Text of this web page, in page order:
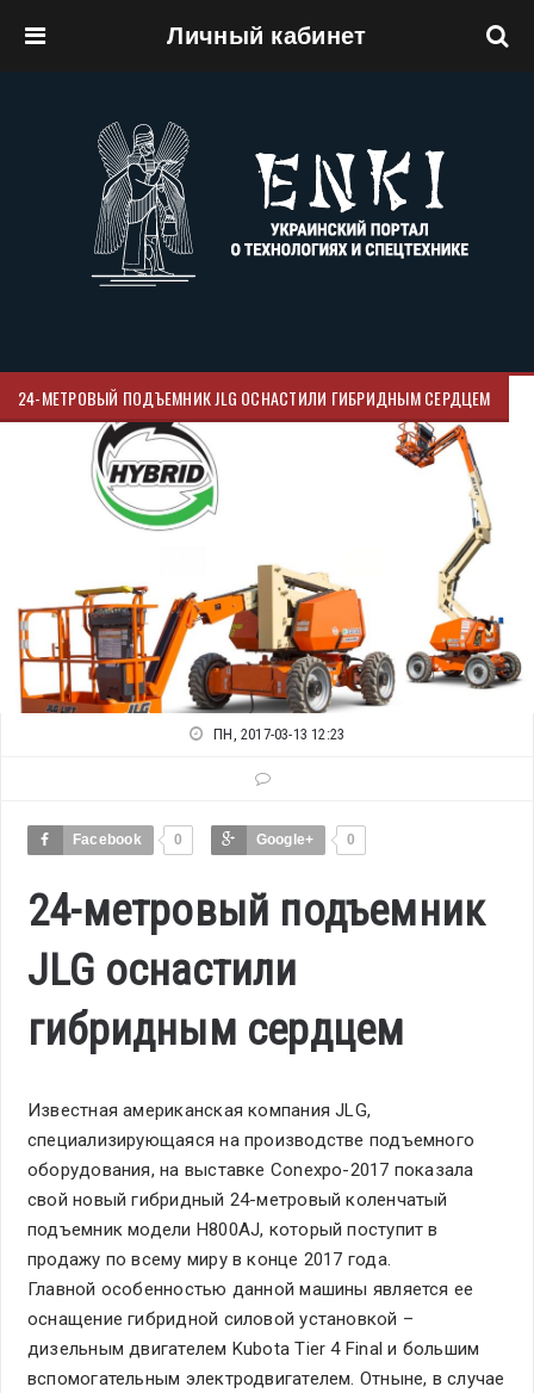
Личный кабинет
24-МЕТРОВЫЙ ПОДЪЕМНИК JLG ОСНАСТИЛИ ГИБРИДНЫМ СЕРДЦЕМ
ПН, 2017-03-13 12:23
Facebook 0 Google+ 0
24-метровый подъемник
JLG оснастили
гибридным сердцем
Известная американская компания JLG,
специализирующаяся на производстве подъемного
оборудования, на выставке Conexpo-2017 показала
свой новый гибридный 24-метровый коленчатый
подъемник модели H800AJ, который поступит в
продажу по всему миру в конце 2017 года.
Главной особенностью данной машины является ее
оснащение гибридной силовой установкой –
дизельным двигателем Kubota Tier 4 Final и большим
вспомогательным электродвигателем. Отныне, в случае